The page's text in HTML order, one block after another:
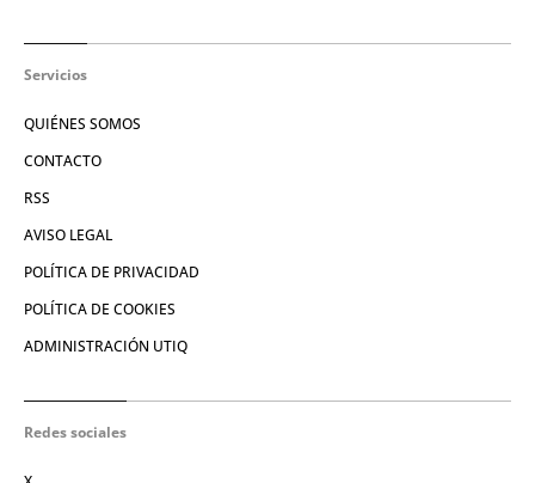
Servicios
QUIÉNES SOMOS
CONTACTO
RSS
AVISO LEGAL
POLÍTICA DE PRIVACIDAD
POLÍTICA DE COOKIES
ADMINISTRACIÓN UTIQ
Redes sociales